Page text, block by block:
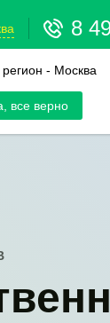
- Москва
все верно
8